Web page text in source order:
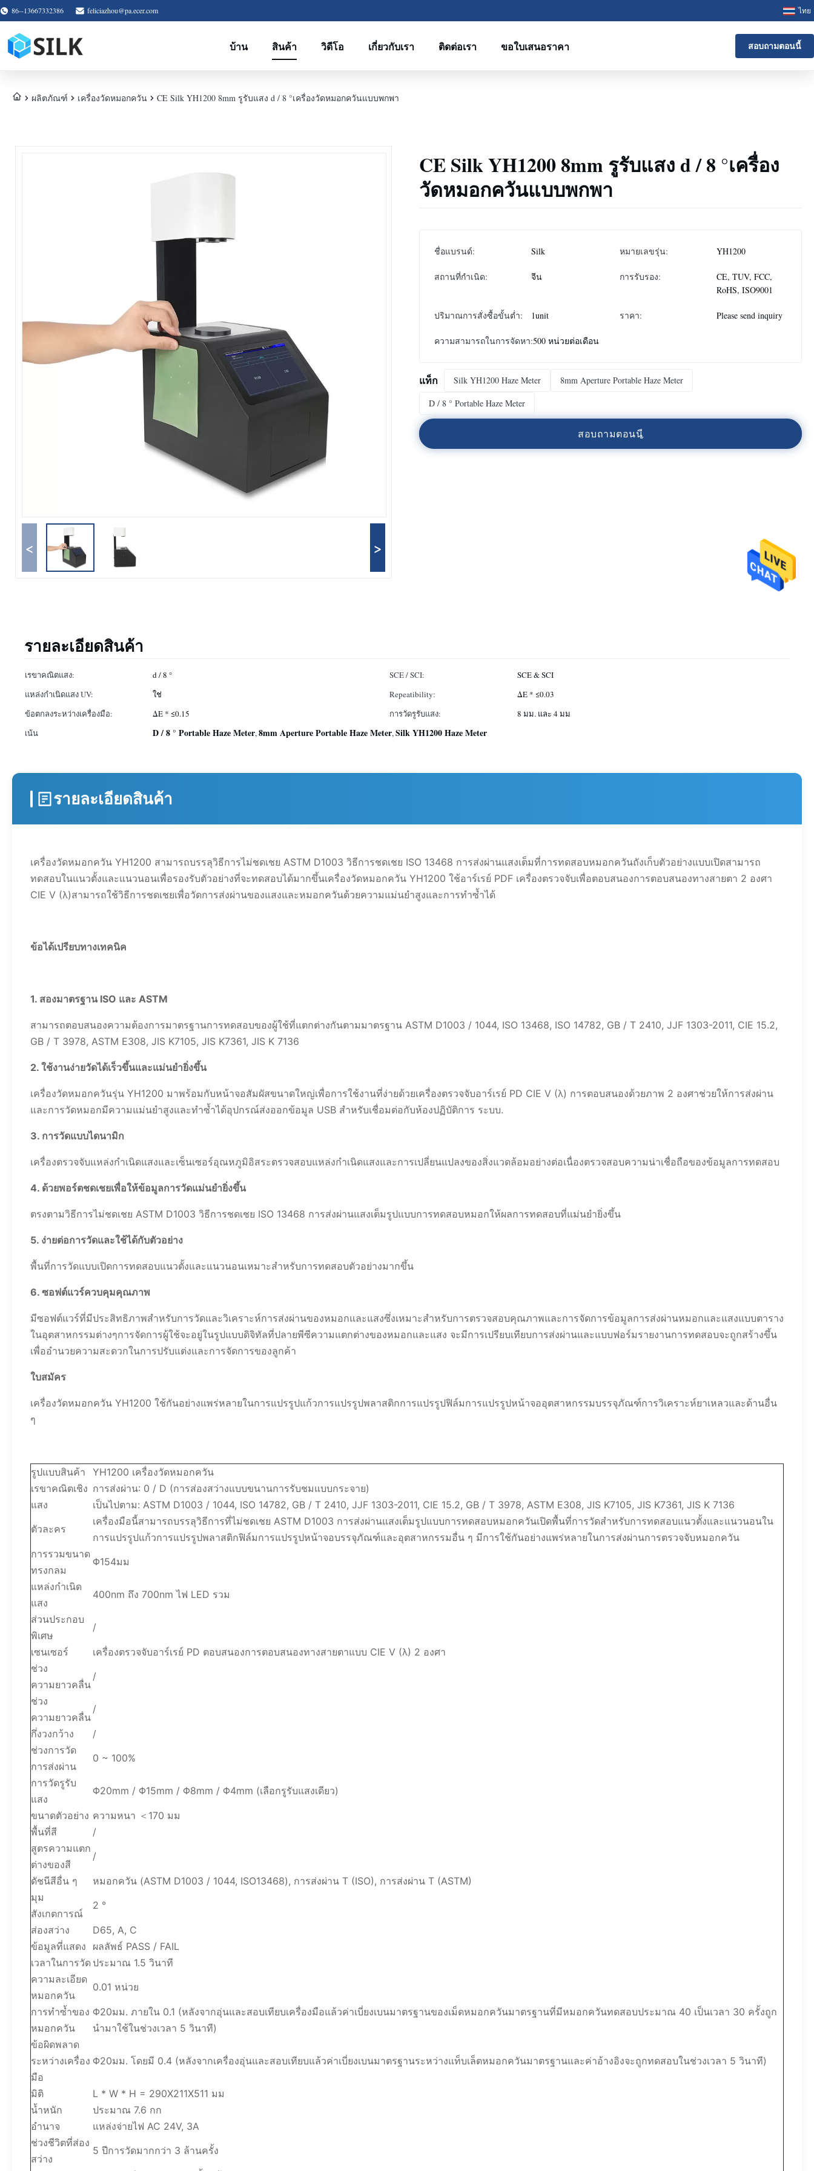
86--13667332386 feliciazhou@pa.ecer.com ไทย
บ้าน สินค้า วิดีโอ เกี่ยวกับเรา ติดต่อเรา ขอใบเสนอราคา สอบถามตอนนี้
ผลิตภัณฑ์ เครื่องวัดหมอกควัน CE Silk YH1200 8mm รูรับแสง d / 8 °เครื่องวัดหมอกควันแบบพกพา
< >
CE Silk YH1200 8mm รูรับแสง d / 8 °เครื่อง
วัดหมอกควันแบบพกพา
ชื่อแบรนด์: Silk หมายเลขรุ่น: YH1200
สถานที่กำเนิด: จีน การรับรอง:
CE, TUV, FCC,
RoHS, ISO9001
ปริมาณการสั่งซื้อขั้นต่ำ: 1unit ราคา: Please send inquiry
ความสามารถในการจัดหา:500 หน่วยต่อเดือน
แท็ก Silk YH1200 Haze Meter
8mm Aperture Portable Haze Meter
D / 8 ° Portable Haze Meter
สอบถามตอนน
รายละเอียดสินค้า
เรขาคณิตแสง: d / 8 ° SCE / SCI:
SCE & SCI
แหล่งกำเนิดแสง UV:
ใช่ Repeatibility:
ΔE * ≤0.03
ข้อตกลงระหว่างเครื่องมือ:
ΔE * ≤0.15 การวัดรูรับแสง:
8 มม. และ 4 มม
เน้น
D / 8 ° Portable Haze Meter,8mm Aperture Portable Haze Meter,Silk YH1200 Haze Meter
รายละเอียดสินค้า
เครื่องวัดหมอกควัน YH1200 สามารถบรรลุวิธีการไม่ชดเชย ASTM D1003 วิธีการชดเชย ISO 13468 การส่งผ่านแสงเต็มที่การทดสอบหมอกควันถังเก็บตัวอย่างแบบเปิดสามารถ
ทดสอบในแนวตั้งและแนวนอนเพื่อรองรับตัวอย่างที่จะทดสอบได้มากขึ้นเครื่องวัดหมอกควัน YH1200 ใช้อาร์เรย์ PDF เครื่องตรวจจับเพื่อตอบสนองการตอบสนองทางสายตา 2 องศา
CIE V (λ)สามารถใช้วิธีการชดเชยเพื่อวัดการส่งผ่านของแสงและหมอกควันด้วยความแม่นยำสูงและการทำซ้ำได้
ข้อได้เปรียบทางเทคนิค
1. สองมาตรฐาน ISO และ ASTM
สามารถตอบสนองความต้องการมาตรฐานการทดสอบของผู้ใช้ที่แตกต่างกันตามมาตรฐาน ASTM D1003 / 1044, ISO 13468, ISO 14782, GB / T 2410, JJF 1303-2011, CIE 15.2,
GB / T 3978, ASTM E308, JIS K7105, JIS K7361, JIS K 7136
2. ใช้งานง่ายวัดได้เร็วขึ้นและแม่นยำยิ่งขึ้น
เครื่องวัดหมอกควันรุ่น YH1200 มาพร้อมกับหน้าจอสัมผัสขนาดใหญ่เพื่อการใช้งานที่ง่ายด้วยเครื่องตรวจจับอาร์เรย์ PD CIE V (λ) การตอบสนองด้วยภาพ 2 องศาช่วยให้การส่งผ่าน
และการวัดหมอกมีความแม่นยำสูงและทำซ้ำได้อุปกรณ์ส่งออกข้อมูล USB สำหรับเชื่อมต่อกับห้องปฏิบัติการ ระบบ.
3. การวัดแบบไดนามิก
เครื่องตรวจจับแหล่งกำเนิดแสงและเซ็นเซอร์อุณหภูมิอิสระตรวจสอบแหล่งกำเนิดแสงและการเปลี่ยนแปลงของสิ่งแวดล้อมอย่างต่อเนื่องตรวจสอบความน่าเชื่อถือของข้อมูลการทดสอบ
4. ด้วยพอร์ตชดเชยเพื่อให้ข้อมูลการวัดแม่นยำยิ่งขึ้น
ตรงตามวิธีการไม่ชดเชย ASTM D1003 วิธีการชดเชย ISO 13468 การส่งผ่านแสงเต็มรูปแบบการทดสอบหมอกให้ผลการทดสอบที่แม่นยำยิ่งขึ้น
5. ง่ายต่อการวัดและใช้ได้กับตัวอย่าง
พื้นที่การวัดแบบเปิดการทดสอบแนวตั้งและแนวนอนเหมาะสำหรับการทดสอบตัวอย่างมากขึ้น
6. ซอฟต์แวร์ควบคุมคุณภาพ
มีซอฟต์แวร์ที่มีประสิทธิภาพสำหรับการวัดและวิเคราะห์การส่งผ่านของหมอกและแสงซึ่งเหมาะสำหรับการตรวจสอบคุณภาพและการจัดการข้อมูลการส่งผ่านหมอกและแสงแบบตาราง
ในอุตสาหกรรมต่างๆการจัดการผู้ใช้จะอยู่ในรูปแบบดิจิทัลที่ปลายพีซีความแตกต่างของหมอกและแสง จะมีการเปรียบเทียบการส่งผ่านและแบบฟอร์มรายงานการทดสอบจะถูกสร้างขึ้น
เพื่ออำนวยความสะดวกในการปรับแต่งและการจัดการของลูกค้า
ใบสมัคร
เครื่องวัดหมอกควัน YH1200 ใช้กันอย่างแพร่หลายในการแปรรูปแก้วการแปรรูปพลาสติกการแปรรูปฟิล์มการแปรรูปหน้าจออุตสาหกรรมบรรจุภัณฑ์การวิเคราะห์ยาเหลวและด้านอื่น
ๆ
รูปแบบสินค้า
YH1200 เครื่องวัดหมอกควัน
เรขาคณิตเชิง
แสง
การส่งผ่าน: 0 / D (การส่องสว่างแบบขนานการรับชมแบบกระจาย)
เป็นไปตาม: ASTM D1003 / 1044, ISO 14782, GB / T 2410, JJF 1303-2011, CIE 15.2, GB / T 3978, ASTM E308, JIS K7105, JIS K7361, JIS K 7136
ตัวละคร
เครื่องมือนี้สามารถบรรลุวิธีการที่ไม่ชดเชย ASTM D1003 การส่งผ่านแสงเต็มรูปแบบการทดสอบหมอกควันเปิดพื้นที่การวัดสำหรับการทดสอบแนวตั้งและแนวนอนใน
การแปรรูปแก้วการแปรรูปพลาสติกฟิล์มการแปรรูปหน้าจอบรรจุภัณฑ์และอุตสาหกรรมอื่น ๆ มีการใช้กันอย่างแพร่หลายในการส่งผ่านการตรวจจับหมอกควัน
การรวมขนาด
ทรงกลม
Φ154มม
แหล่งกำเนิด
แสง
400nm ถึง 700nm ไฟ LED รวม
ส่วนประกอบ
พิเศษ
/
เซนเซอร์
เครื่องตรวจจับอาร์เรย์ PD ตอบสนองการตอบสนองทางสายตาแบบ CIE V (λ) 2 องศา
ช่วง
ความยาวคลื่น
/
ช่วง
ความยาวคลื่น
/
กึ่งวงกว้าง
/
ช่วงการวัด
การส่งผ่าน
0 ~ 100%
การวัดรูรับ
แสง
Φ20mm / Φ15mm / Φ8mm / Φ4mm (เลือกรูรับแสงเดียว)
ขนาดตัวอย่าง ความหนา ＜170 มม
พื้นที่สี
/
สูตรความแตก
ต่างของสี
/
ดัชนีสีอื่น ๆ
หมอกควัน (ASTM D1003 / 1044, ISO13468), การส่งผ่าน T (ISO), การส่งผ่าน T (ASTM)
มุม
สังเกตการณ์
2 °
ส่องสว่าง
D65, A, C
ข้อมูลที่แสดง
ผลลัพธ์ PASS / FAIL
เวลาในการวัด ประมาณ 1.5 วินาที
ความละเอียด
หมอกควัน
0.01 หน่วย
การทำซ้ำของ
หมอกควัน
Φ20มม. ภายใน 0.1 (หลังจากอุ่นและสอบเทียบเครื่องมือแล้วค่าเบี่ยงเบนมาตรฐานของเม็ดหมอกควันมาตรฐานที่มีหมอกควันทดสอบประมาณ 40 เป็นเวลา 30 ครั้งถูก
นำมาใช้ในช่วงเวลา 5 วินาที)
ข้อผิดพลาด
ระหว่างเครื่อง
มือ
Φ20มม. โดยมี 0.4 (หลังจากเครื่องอุ่นและสอบเทียบแล้วค่าเบี่ยงเบนมาตรฐานระหว่างแท็บเล็ตหมอกควันมาตรฐานและค่าอ้างอิงจะถูกทดสอบในช่วงเวลา 5 วินาที)
มิติ
L * W * H = 290X211X511 มม
น้ำหนัก
ประมาณ 7.6 กก
อำนาจ
แหล่งจ่ายไฟ AC 24V, 3A
ช่วงชีวิตที่ส่อง
สว่าง
5 ปีการวัดมากกว่า 3 ล้านครั้ง